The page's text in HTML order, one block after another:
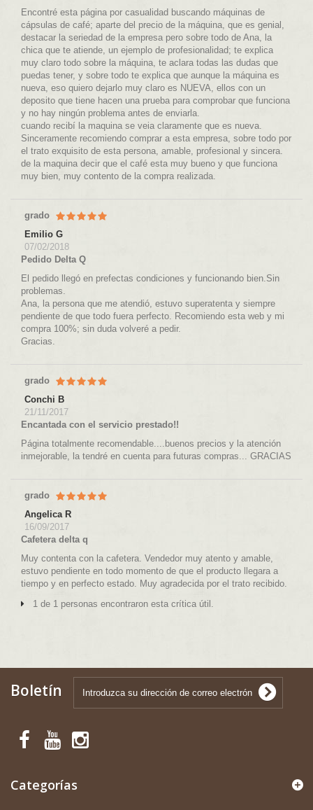
Encontré esta página por casualidad buscando máquinas de
cápsulas de café; aparte del precio de la máquina, que es genial,
destacar la seriedad de la empresa pero sobre todo de Ana, la
chica que te atiende, un ejemplo de profesionalidad; te explica
muy claro todo sobre la máquina, te aclara todas las dudas que
puedas tener, y sobre todo te explica que aunque la máquina es
nueva, eso quiero dejarlo muy claro es NUEVA, ellos con un
deposito que tiene hacen una prueba para comprobar que funciona
y no hay ningún problema antes de enviarla.
cuando recibí la maquina se veia claramente que es nueva.
Sinceramente recomiendo comprar a esta empresa, sobre todo por
el trato exquisito de esta persona, amable, profesional y sincera.
de la maquina decir que el café esta muy bueno y que funciona
muy bien, muy contento de la compra realizada.
grado
Emilio G
07/02/2018
Pedido Delta Q
El pedido llegó en prefectas condiciones y funcionando bien.Sin
problemas.
Ana, la persona que me atendió, estuvo superatenta y siempre
pendiente de que todo fuera perfecto. Recomiendo esta web y mi
compra 100%; sin duda volveré a pedir.
Gracias.
grado
Conchi B
21/11/2017
Encantada con el servicio prestado!!
Página totalmente recomendable....buenos precios y la atención
inmejorable, la tendré en cuenta para futuras compras... GRACIAS
grado
Angelica R
16/09/2017
Cafetera delta q
Muy contenta con la cafetera. Vendedor muy atento y amable,
estuvo pendiente en todo momento de que el producto llegara a
tiempo y en perfecto estado. Muy agradecida por el trato recibido.
1 de 1 personas encontraron esta crítica útil.
Boletín
Categorías